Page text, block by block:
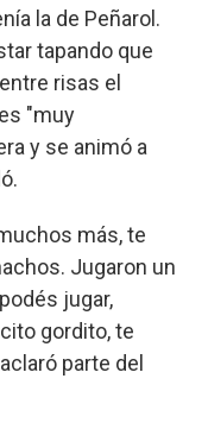
la de Peñarol.
tapando que
risas el
"muy
y se animó a
más, te
Jugaron un
jugar,
gordito, te
parte del